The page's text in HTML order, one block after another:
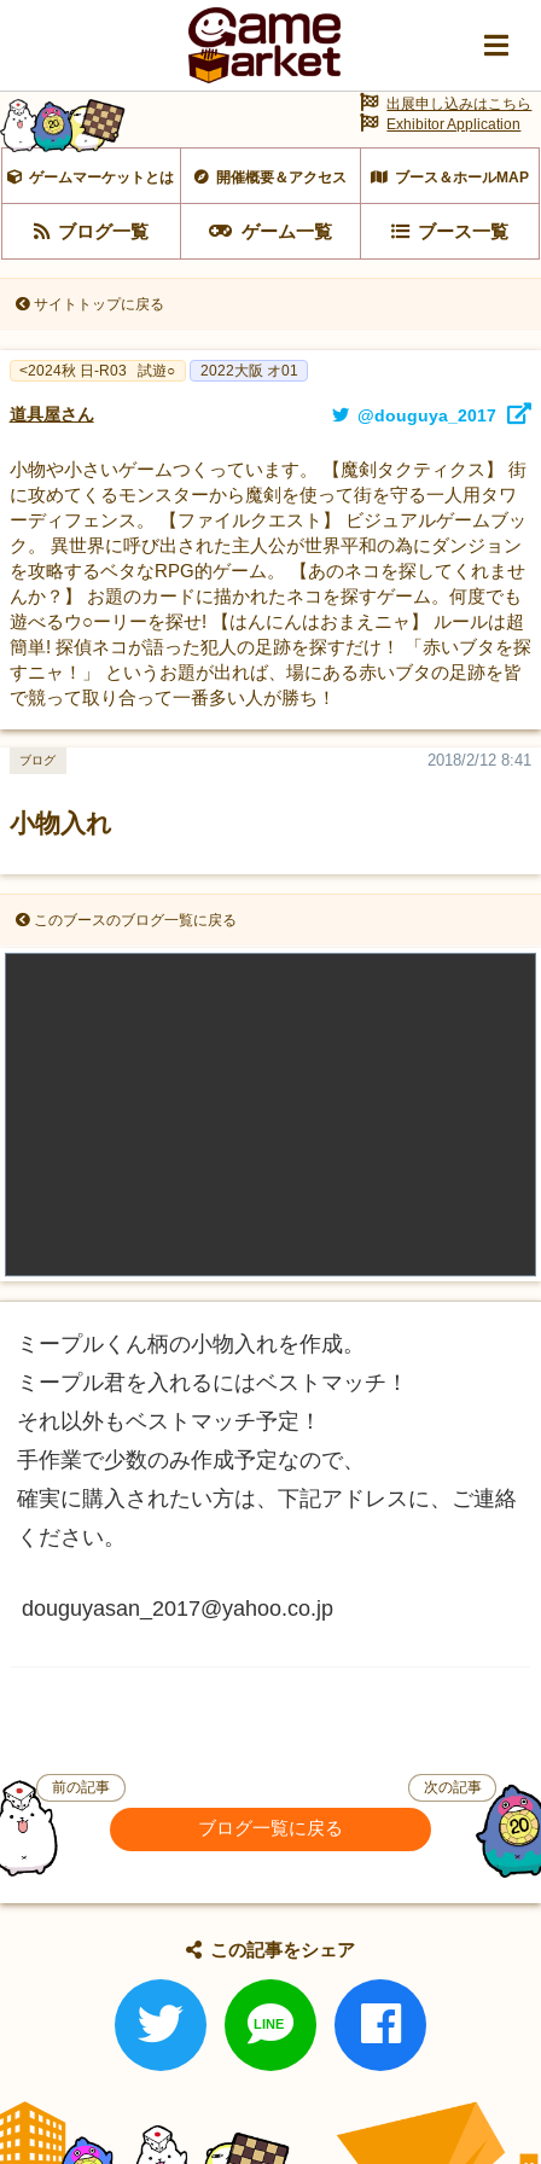
ゲームマーケットとは 開催概要＆アクセス ブース＆ホールMAP
ブログ一覧 ゲーム一覧 ブース一覧
出展申し込みはこちら
Exhibitor Application
サイトトップに戻る
<2024秋 日-R03 試遊○ 2022大阪 オ01
道具屋さん @douguya_2017
小物や小さいゲームつくっています。 【魔剣タクティクス】 街
に攻めてくるモンスターから魔剣を使って街を守る一人用タワ
ーディフェンス。 【ファイルクエスト】 ビジュアルゲームブッ
ク。 異世界に呼び出された主人公が世界平和の為にダンジョン
を攻略するベタなRPG的ゲーム。 【あのネコを探してくれませ
んか？】 お題のカードに描かれたネコを探すゲーム。何度でも
遊べるウ○ーリーを探せ! 【はんにんはおまえニャ】 ルールは超
簡単! 探偵ネコが語った犯人の足跡を探すだけ！ 「赤いブタを探
すニャ！」 というお題が出れば、場にある赤いブタの足跡を皆
で競って取り合って一番多い人が勝ち！
小物入れ
2018/2/12 8:41
ブログ
このブースのブログ一覧に戻る
ミープルくん柄の小物入れを作成。
ミープル君を入れるにはベストマッチ！
それ以外もベストマッチ予定！
手作業で少数のみ作成予定なので、
確実に購入されたい方は、下記アドレスに、ご連絡
ください。
douguyasan_2017@yahoo.co.jp
前の記事
ブログ一覧に戻る
次の記事
この記事をシェア